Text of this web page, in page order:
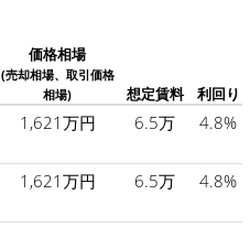
価格相場
(売却相場、取引価格
相場)
想定賃料 利回り
1,621万円 6.5万 4.8%
1,621万円 6.5万 4.8%